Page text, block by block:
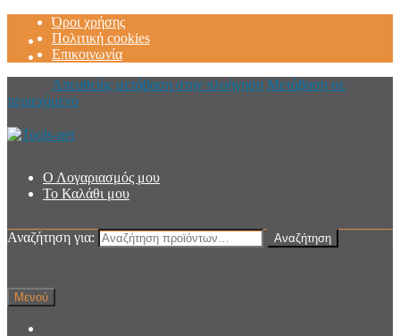
Όροι χρήσης
Πολιτική cookies
Επικοινωνία
Απευθείας μετάβαση στην πλοήγηση Μετάβαση σε
περιεχόμενο
Ο Λογαριασμός μου
Το Καλάθι μου
Αναζήτηση για: Αναζήτηση
Μενού